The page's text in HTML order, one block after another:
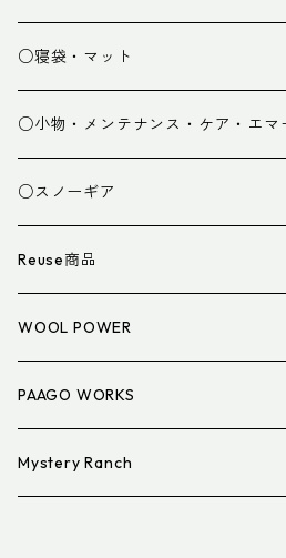
パンツ
グローブ
スパッツ・ゲイター
衣類小物
アイウェア
○寝袋・マット
寝袋
マット
寝具小物
○小物・メンテナンス・ケア・エマ
○スノーギア
Reuse商品
WOOL POWER
PAAGO WORKS
Mystery Ranch